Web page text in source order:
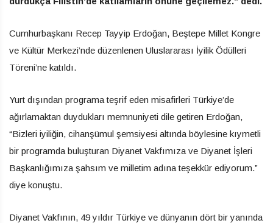
Cumhurbaşkanı Recep Tayyip Erdoğan, Beştepe Millet Kongre
ve Kültür Merkezi’nde düzenlenen Uluslararası İyilik Ödülleri
Töreni’ne katıldı.
Yurt dışından programa teşrif eden misafirleri Türkiye’de
ağırlamaktan duydukları memnuniyeti dile getiren Erdoğan,
“Bizleri iyiliğin, cihanşümul şemsiyesi altında böylesine kıymetli
bir programda buluşturan Diyanet Vakfımıza ve Diyanet İşleri
Başkanlığımıza şahsım ve milletim adına teşekkür ediyorum.”
diye konuştu.
Diyanet Vakfının, 49 yıldır Türkiye ve dünyanın dört bir yanında